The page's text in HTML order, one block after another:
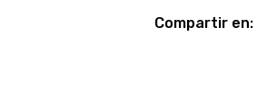
Compartir en: